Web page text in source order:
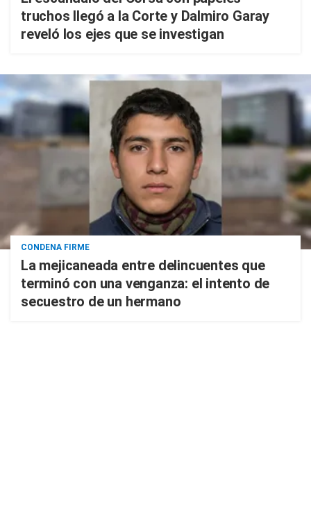
truchos llegó a la Corte y Dalmiro Garay
reveló los ejes que se investigan
CONDENA FIRME
La mejicaneada entre delincuentes que
terminó con una venganza: el intento de
secuestro de un hermano